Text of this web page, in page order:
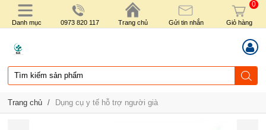
Danh mục 0973 820 117 Trang chủ Gửi tin nhắn
0
Giỏ hàng
Trang chủ / Dụng cụ y tế hỗ trợ người già